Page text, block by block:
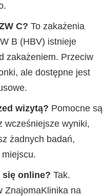
C? To zakażenia
B (HBV) istnieje
zakażeniem. Przeciw
ale dostępne jest
wizytą? Pomocne są
wcześniejsze wyniki,
żadnych badań,
się online? Tak.
ZnajomaKlinika na